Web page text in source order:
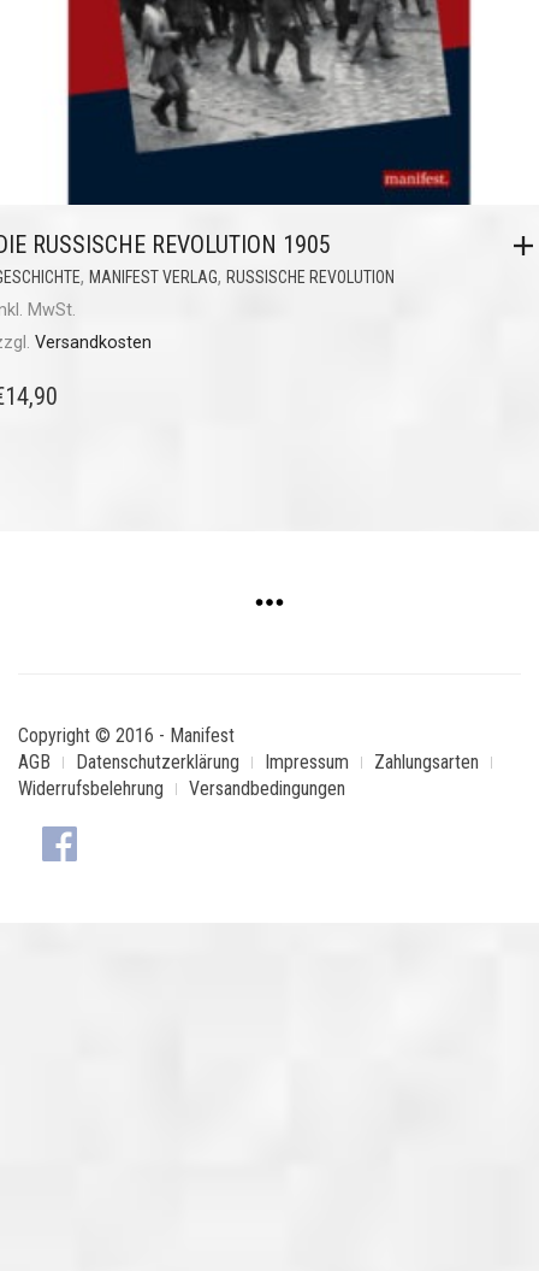
RUSSISCHE REVOLUTION 1905
, MANIFEST VERLAG, RUSSISCHE REVOLUTION
MwSt.
Versandkosten
14,90
Copyright © 2016 - Manifest
AGB
Datenschutzerklärung Impressum
Zahlungsarten
Widerrufsbelehrung
Versandbedingungen